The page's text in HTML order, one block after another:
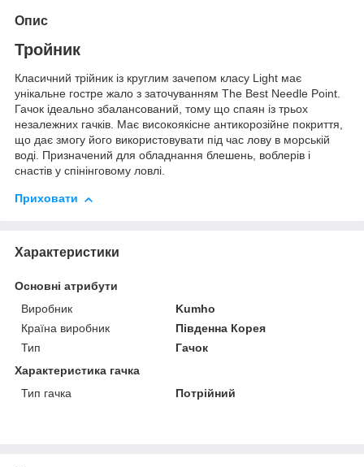
Опис
Тройник
Класичний трійник із круглим зачепом класу Light має
унікальне гостре жало з заточуванням The Best Needle Point.
Гачок ідеально збалансований, тому що спаян із трьох
незалежних гачків. Має високоякісне антикорозійне покриття,
що дає змогу його використовувати під час лову в морській
воді. Призначений для обладнання блешень, воблерів і
снастів у спінінговому ловлі.
Приховати
Характеристики
Основні атрибути
Виробник
Kumho
Країна виробник
Південна Корея
Тип
Гачок
Характеристика гачка
Тип гачка
Потрійний